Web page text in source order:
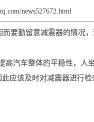
news527672.html
要勤留意减震器的情况
车整体的平稳性，人坐
应该及时对减震器进行